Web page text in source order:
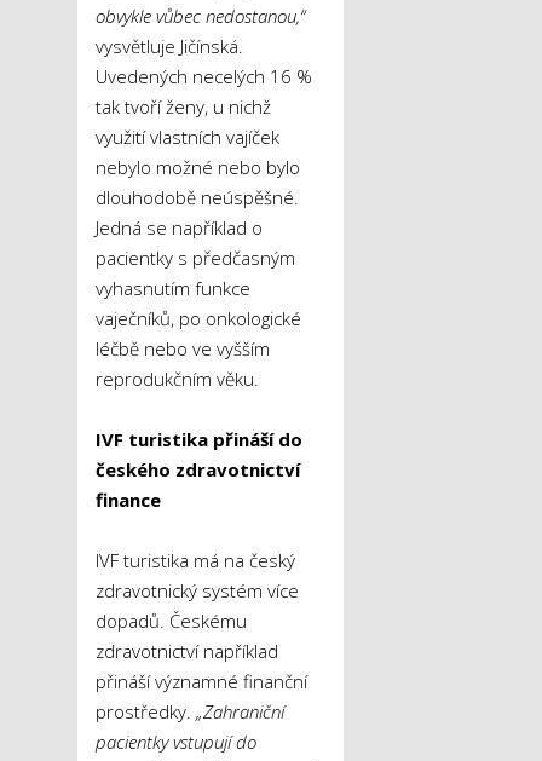
obvykle vůbec nedostanou,“
vysvětluje Jičínská.
Uvedených necelých 16 %
tak tvoří ženy, u nichž
využití vlastních vajíček
nebylo možné nebo bylo
dlouhodobě neúspěšné.
Jedná se například o
pacientky s předčasným
vyhasnutím funkce
vaječníků, po onkologické
léčbě nebo ve vyšším
reprodukčním věku.
IVF turistika přináší do
českého zdravotnictví
finance
IVF turistika má na český
zdravotnický systém více
dopadů. Českému
zdravotnictví například
přináší významné finanční
prostředky. „Zahraniční
pacientky vstupují do